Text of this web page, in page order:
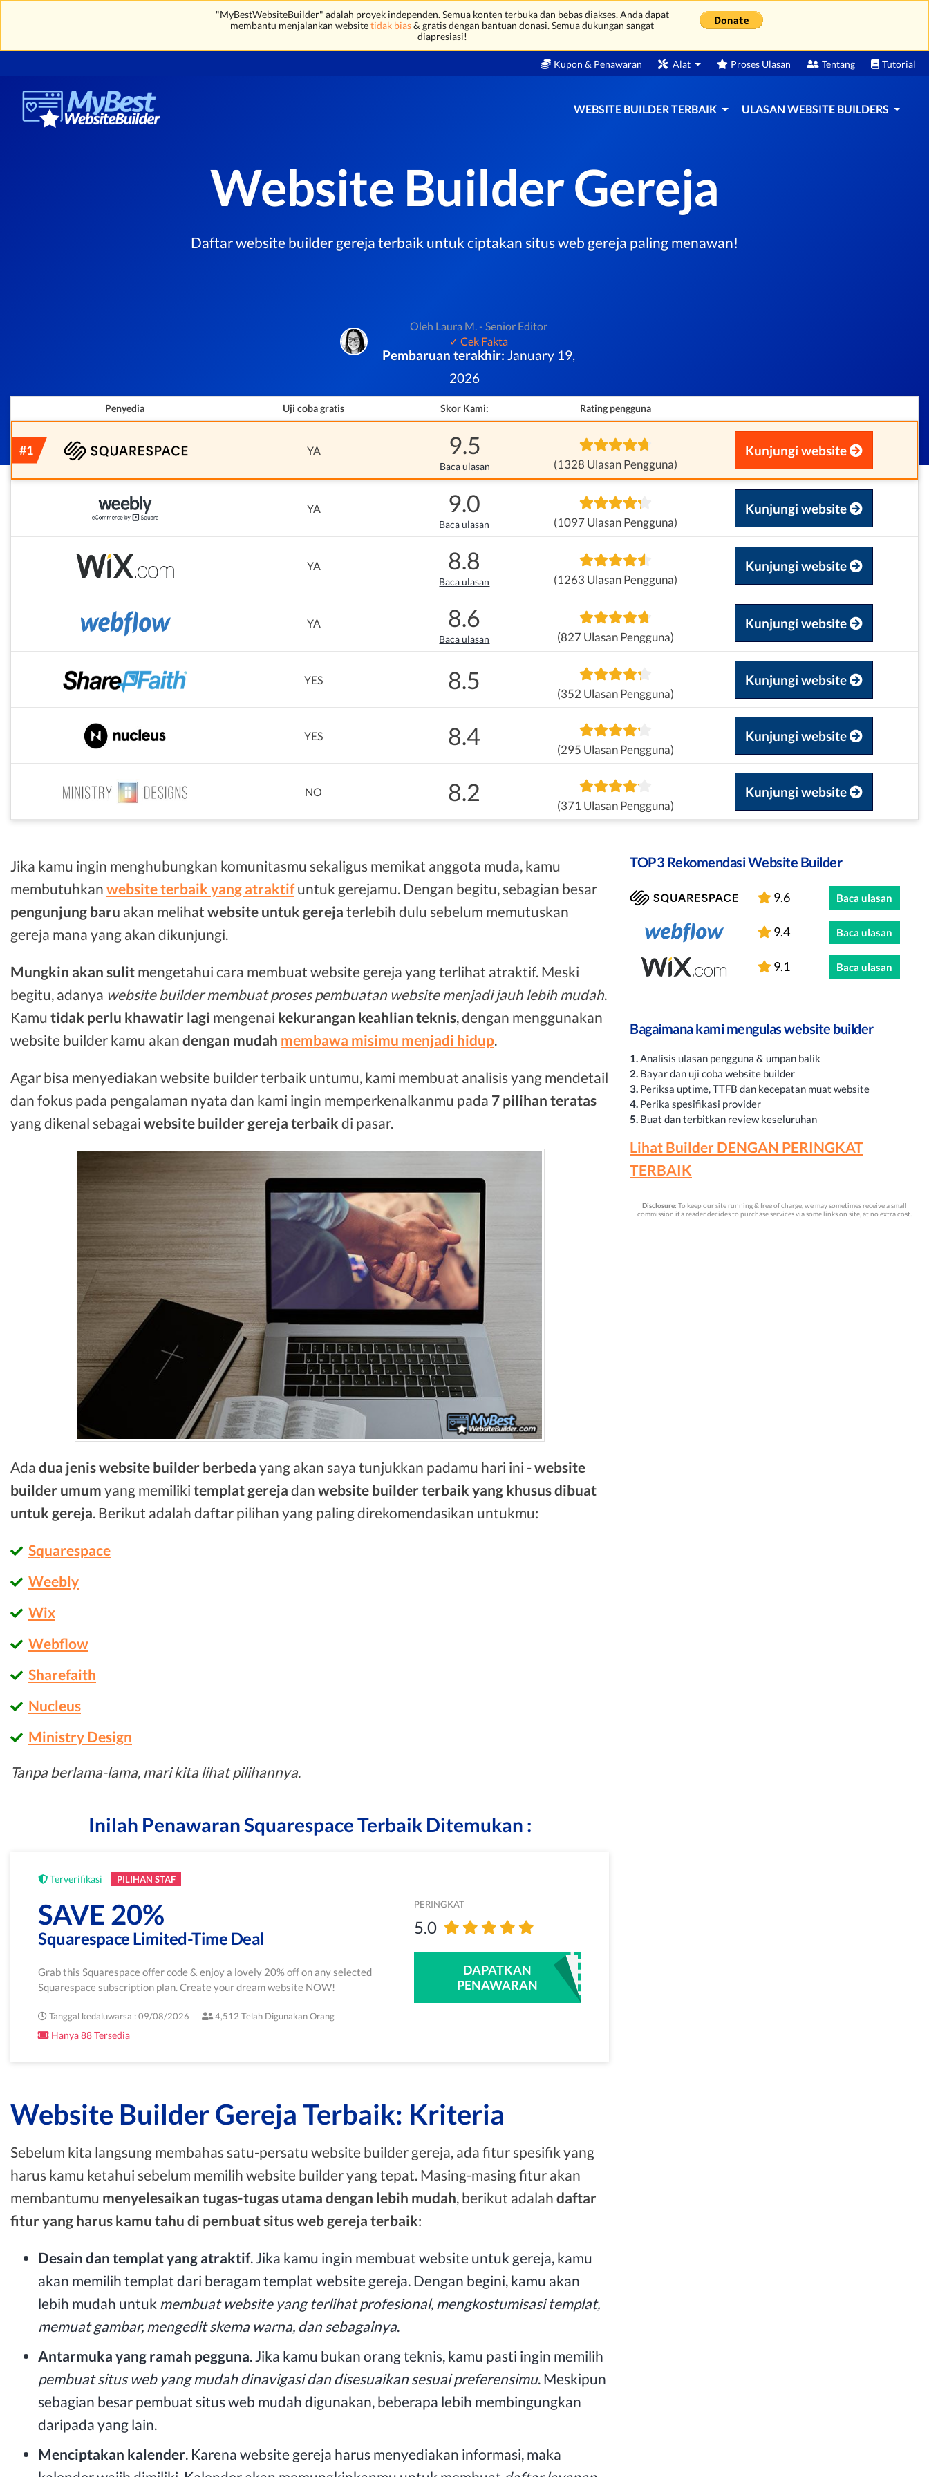
"MyBestWebsiteBuilder" adalah proyek independen. Semua konten terbuka dan bebas diakses. Anda dapat
membantu menjalankan websitetidak bias& gratis dengan bantuan donasi. Semua dukungan sangat
diapresiasi!
Kupon & Penawaran Alat Proses Ulasan Tentang Tutorial
WEBSITE BUILDER TERBAIK ULASAN WEBSITE BUILDERS
Website Builder Gereja
Daftar website builder gereja terbaik untuk ciptakan situs web gereja paling menawan!
Oleh Laura M. - Senior Editor
✓ Cek Fakta
Pembaruan terakhir: January 19,
2026
Penyedia Uji coba gratis Skor Kami: Rating pengguna
YA 9.5
Baca ulasan (1328 Ulasan Pengguna)
Kunjungi website
YA 9.0
Baca ulasan (1097 Ulasan Pengguna)
Kunjungi website
YA 8.8
Baca ulasan (1263 Ulasan Pengguna)
Kunjungi website
YA 8.6
Baca ulasan (827 Ulasan Pengguna)
Kunjungi website
YES 8.5
(352 Ulasan Pengguna)
Kunjungi website
YES 8.4
(295 Ulasan Pengguna)
Kunjungi website
NO 8.2
(371 Ulasan Pengguna)
Kunjungi website
Jika kamu ingin menghubungkan komunitasmu sekaligus memikat anggota muda, kamu
membutuhkan website terbaik yang atraktifuntuk gerejamu. Dengan begitu, sebagian besar
pengunjung baru akan melihat website untuk gereja terlebih dulu sebelum memutuskan
gereja mana yang akan dikunjungi.
Mungkin akan sulit mengetahui cara membuat website gereja yang terlihat atraktif. Meski
begitu, adanya website builder membuat proses pembuatan website menjadi jauh lebih mudah.
Kamu tidak perlu khawatir lagi mengenai kekurangan keahlian teknis, dengan menggunakan
website builder kamu akan dengan mudah membawa misimu menjadi hidup.
Agar bisa menyediakan website builder terbaik untumu, kami membuat analisis yang mendetail
dan fokus pada pengalaman nyata dan kami ingin memperkenalkanmu pada 7 pilihan teratas
yang dikenal sebagai website builder gereja terbaik di pasar.
Ada dua jenis website builder berbeda yang akan saya tunjukkan padamu hari ini -website
builder umum yang memiliki templat gereja dan website builder terbaik yang khusus dibuat
untuk gereja. Berikut adalah daftar pilihan yang paling direkomendasikan untukmu:
Squarespace
Weebly
Wix
Webflow
Sharefaith
Nucleus
Ministry Design
Tanpa berlama-lama, mari kita lihat pilihannya.
Inilah Penawaran Squarespace Terbaik Ditemukan :
Terverifikasi PILIHAN STAF
SAVE 20%
Squarespace Limited-Time Deal
Grab this Squarespace offer code & enjoy a lovely 20% off on any selected
Squarespace subscription plan. Create your dream website NOW!
Tanggal kedaluwarsa : 09/08/2026 4,512 Telah Digunakan Orang
Hanya 88 Tersedia
PERINGKAT
5.0
DAPATKAN
PENAWARAN
Website Builder Gereja Terbaik: Kriteria
Sebelum kita langsung membahas satu-persatu website builder gereja, ada fitur spesifik yang
harus kamu ketahui sebelum memilih website builder yang tepat. Masing-masing fitur akan
membantumu menyelesaikan tugas-tugas utama dengan lebih mudah, berikut adalah daftar
fitur yang harus kamu tahu di pembuat situs web gereja terbaik:
Desain dan templat yang atraktif. Jika kamu ingin membuat website untuk gereja, kamu
akan memilih templat dari beragam templat website gereja. Dengan begini, kamu akan
lebih mudah untuk membuat website yang terlihat profesional, mengkostumisasi templat,
memuat gambar, mengedit skema warna, dan sebagainya.
Antarmuka yang ramah pegguna. Jika kamu bukan orang teknis, kamu pasti ingin memilih
pembuat situs web yang mudah dinavigasi dan disesuaikan sesuai preferensimu. Meskipun
sebagian besar pembuat situs web mudah digunakan, beberapa lebih membingungkan
daripada yang lain.
Menciptakan kalender. Karena website gereja harus menyediakan informasi, maka
TOP3 Rekomendasi Website Builder
9.6 Baca ulasan
9.4 Baca ulasan
9.1 Baca ulasan
Bagaimana kami mengulas website builder
1.Analisis ulasan pengguna & umpan balik
2. Bayar dan uji coba website builder
3. Periksa uptime, TTFB dan kecepatan muat website
4. Perika spesifikasi provider
5. Buat dan terbitkan review keseluruhan
Lihat Builder DENGAN PERINGKAT
TERBAIK
Disclosure: To keep our site running & free of charge, we may sometimes receive a small
commission if a reader decides to purchase services via some links on site, at no extra cost.